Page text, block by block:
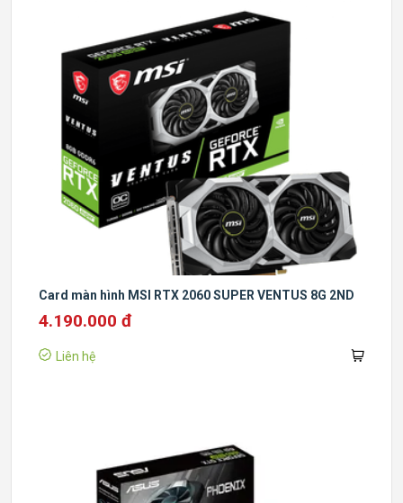
Card màn hình MSI RTX 2060 SUPER VENTUS 8G 2ND
4.190.000 đ
Liên hệ